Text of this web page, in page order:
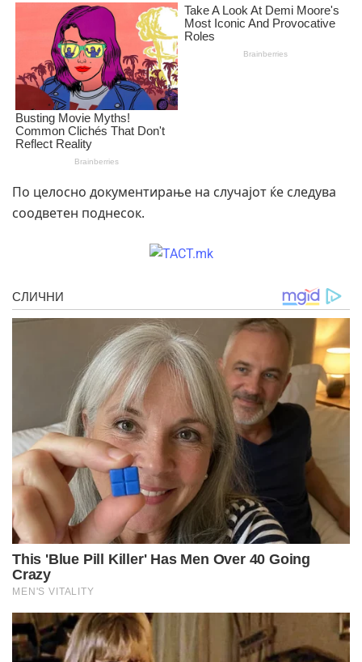
По целосно документирање на случајот ќе следува
соодветен поднесок.